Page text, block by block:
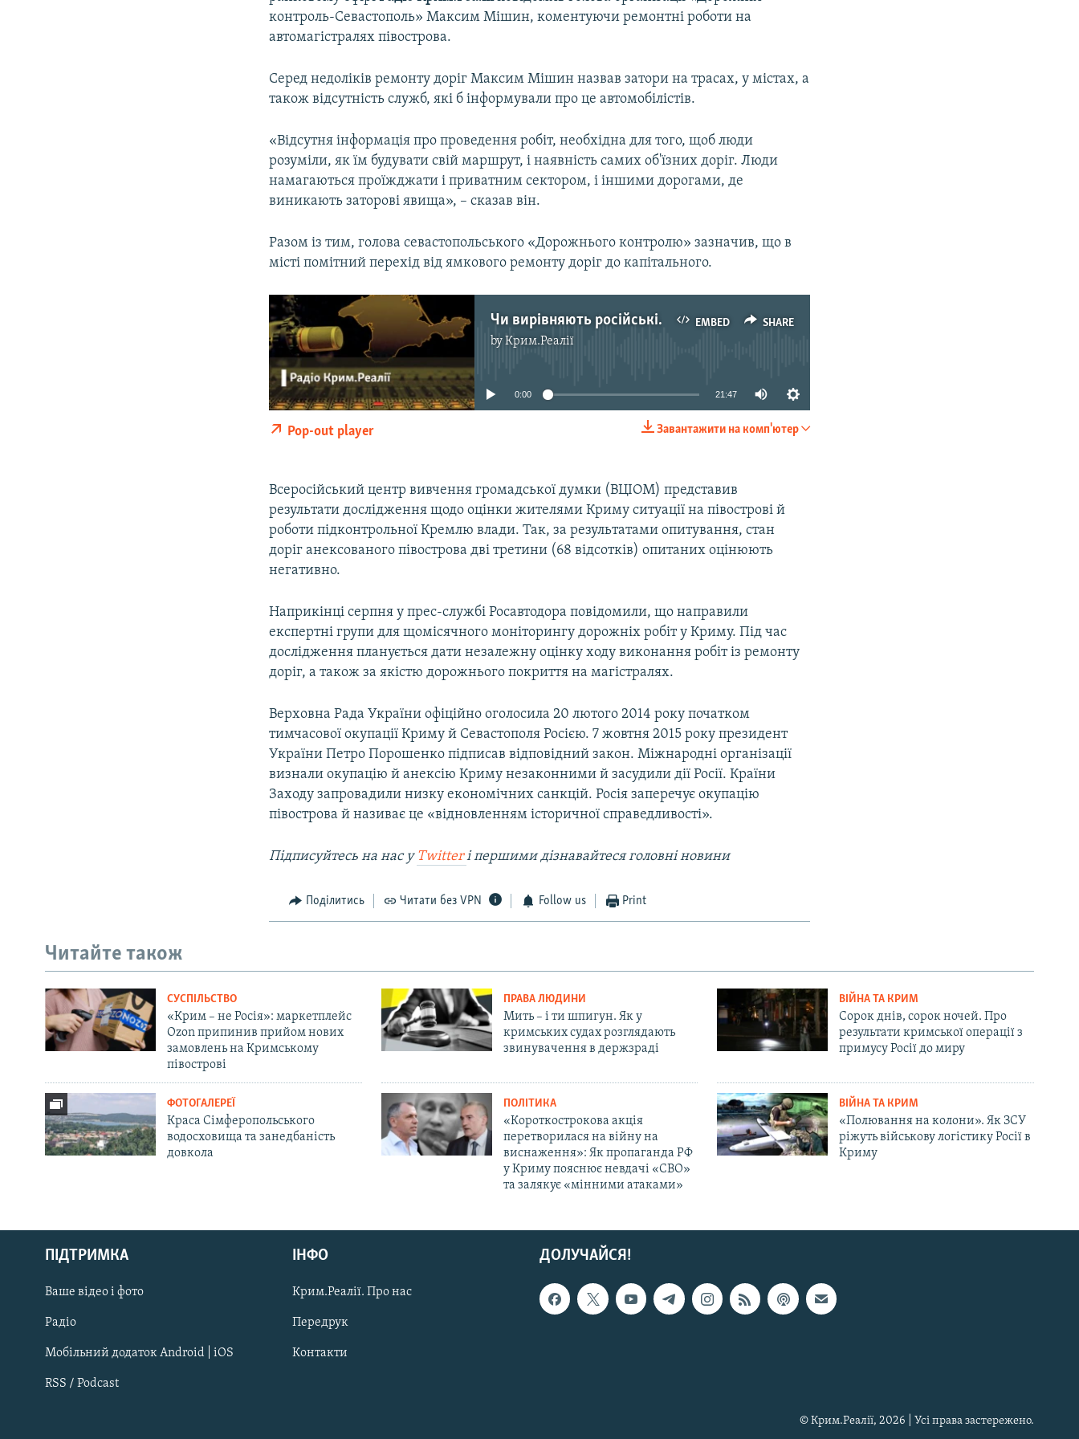
Русский
Qırımtatar
ДОЛУЧАЙСЯ!
контроль-Севастополь» Максим Мішин, коментуючи ремонтні роботи на
автомагістралях півострова.
Серед недоліків ремонту доріг Максим Мішин назвав затори на трасах, у містах, а
також відсутність служб, які б інформували про це автомобілістів.
«Відсутня інформація про проведення робіт, необхідна для того, щоб люди
розуміли, як їм будувати свій маршрут, і наявність самих об'їзних доріг. Люди
намагаються проїжджати і приватним сектором, і іншими дорогами, де
виникають заторові явища», – сказав він.
Разом із тим, голова севастопольського «Дорожнього контролю» зазначив, що в
місті помітний перехід від ямкового ремонту доріг до капітального.
EMBED SHARE
Чи вирівняють російські мільярди кримський асфальт?
byКрим.Реалії
No media source currently available
0:00 21:47
Завантажити на комп'ютер
Pop-out player
Всеросійський центр вивчення громадської думки (ВЦІОМ) представив
результати дослідження щодо оцінки жителями Криму ситуації на півострові й
роботи підконтрольної Кремлю влади. Так, за результатами опитування, стан
доріг анексованого півострова дві третини (68 відсотків) опитаних оцінюють
негативно.
Наприкінці серпня у прес-службі Росавтодора повідомили, що направили
експертні групи для щомісячного моніторингу дорожніх робіт у Криму. Під час
дослідження планується дати незалежну оцінку ходу виконання робіт із ремонту
доріг, а також за якістю дорожнього покриття на магістралях.
Верховна Рада України офіційно оголосила 20 лютого 2014 року початком
тимчасової окупації Криму й Севастополя Росією. 7 жовтня 2015 року президент
України Петро Порошенко підписав відповідний закон. Міжнародні організації
визнали окупацію й анексію Криму незаконними й засудили дії Росії. Країни
Заходу запровадили низку економічних санкцій. Росія заперечує окупацію
півострова й називає це «відновленням історичної справедливості».
Підписуйтесь на наc у Twitterі першими дізнавайтеся головні новини
Поділитись Читати без VPN Follow us Print
Читайте також
СУСПІЛЬСТВО
«Крим – не Росія»: маркетплейс
Ozon припинив прийом нових
замовлень на Кримському
півострові
ПРАВА ЛЮДИНИ
Мить – і ти шпигун. Як у
кримських судах розглядають
звинувачення в держзраді
ВІЙНА ТА КРИМ
Сорок днів, сорок ночей. Про
результати кримської операції з
примусу Росії до миру
ФОТОГАЛЕРЕЇ
Краса Сімферопольського
водосховища та занедбаність
довкола
ПОЛІТИКА
«Короткострокова акція
перетворилася на війну на
виснаження»: Як пропаганда РФ
у Криму пояснює невдачі «СВО»
та залякує «мінними атаками»
ВІЙНА ТА КРИМ
«Полювання на колони». Як ЗСУ
ріжуть військову логістику Росії в
Криму
ДОЛУЧАЙСЯ!
ПІДТРИМКА
Ваше відео і фото
Радіо
Мобільний додаток Android | iOS
RSS / Podcast
ІНФО
Крим.Реалії. Про нас
Передрук
Контакти
© Крим.Реалії, 2026 | Усі права застережено.